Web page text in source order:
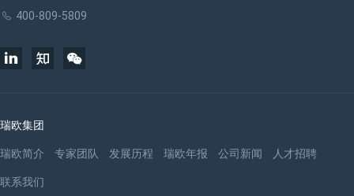
400-809-5809
瑞欧集团
瑞欧简介 专家团队 发展历程 瑞欧年报 公司新闻 人才招聘
联系我们